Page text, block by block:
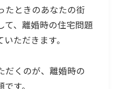
たときのあなたの街
て、離婚時の住宅問題
ただきます。
だくのが、離婚時の
す。